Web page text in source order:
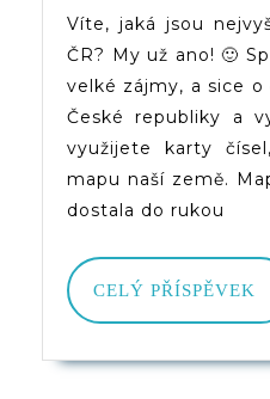
Víte, jaká jsou
ČR? My už ano! 🙂
velké zájmy, a sice o
České republiky a
využijete karty
mapu naší země.
dostala do rukou
CELÝ PŘÍSPĚVEK